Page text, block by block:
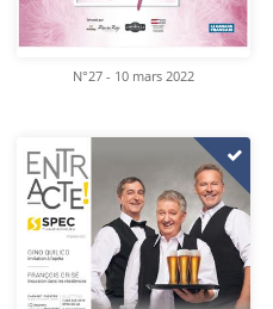
N°27 - 10 mars 2022